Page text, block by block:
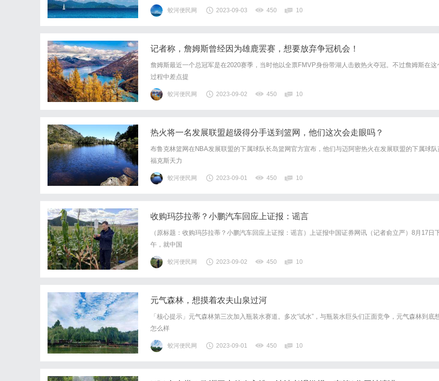
蛟河便民网 2023-09-03 450 10
记者称，詹姆斯曾经因为雄鹿罢赛，想要放弃争冠机会！
詹姆斯最近一个总冠军是在2020赛季，当时他以全票FMVP身份带湖人击败热火夺冠。不过詹姆斯在这
过程中差点提
蛟河便民网 2023-09-02 450 10
热火将一名发展联盟超级得分手送到篮网，他们这次会走眼吗？
布鲁克林篮网在NBA发展联盟的下属球队长岛篮网官方宣布，他们与迈阿密热火在发展联盟的下属球队
福克斯天力
蛟河便民网 2023-09-01 450 10
收购玛莎拉蒂？小鹏汽车回应上证报：谣言
（原标题：收购玛莎拉蒂？小鹏汽车回应上证报：谣言）上证报中国证券网讯（记者俞立严）8月17日
午，就中国
蛟河便民网 2023-09-02 450 10
元气森林，想摸着农夫山泉过河
「核心提示」元气森林第三次加入瓶装水赛道。多次“试水”，与瓶装水巨头们正面竞争，元气森林到底
怎么样
蛟河便民网 2023-09-01 450 10